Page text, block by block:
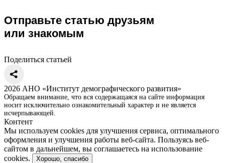
Отправьте статью друзьям
или знакомым
Поделиться статьей
2026 АНО «Институт демографического развития»
Обращаем внимание, что вся содержащаяся на сайте информация
носит исключительно ознакомительный характер и не является
исчерпывающей.
Контент
Мы используем cookies для улучшения сервиса, оптимального
оформления и улучшения работы веб-сайта. Пользуясь веб-
сайтом в дальнейшем, вы соглашаетесь на использование
cookies.
Хорошо, спасибо